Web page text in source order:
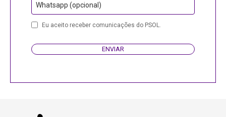
Whatsapp (opcional)
PhoneEu aceito receber comunicações do PSOL.
ENVIAR